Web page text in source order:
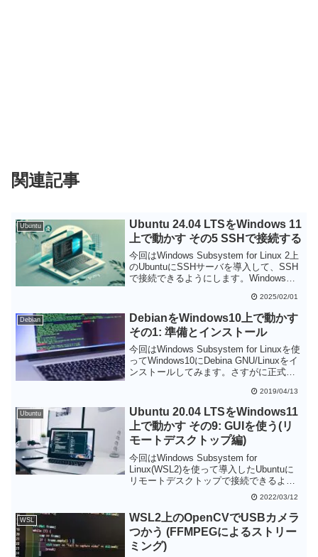
関連記事
Ubuntu
Ubuntu 24.04 LTSをWindows 11
上で動かす その5 SSHで接続する
今回はWindows Subsystem for Linux 2上
のUbuntuにSSHサーバを導入して、SSH
で接続できるようにします。Windowsか
ーディングされるのでIPアドレスを気に
せずにSSH接続できます。これで使い慣
れたターミナルソフトPuTTYを使って
WSL2を操作できるようになります。た
だ、手動でSSHサーバを起動しておく必
要があるのが面倒な点です。
2025/02/01
Debian
DebianをWindows10上で動かす
その1: 準備とインストール
今回はWindows Subsystem for Linuxを使
ってWindows10にDebina GNU/Linuxをイ
ンストールしてみます。さすがに正式版
ールは簡単です。面倒なのはWindows
Subsystem for Linuxを有効化するところ
だけでしょう。
2019/04/13
Ubuntu
Ubuntu 20.04 LTSをWindows11
上で動かす その9: GUIを使う(リ
モートデスクトップ編)
今回はWindows Subsystem for
Linux(WSL2)を使って導入したUbuntuに
リモートデスクトップで接続できるよう
にしてみます。モートデスクトップを使
うとWindows側に特別なソフトを入れる
必要がありません。WSL2でデスクトップ
画面を使いたい方は、Xサーバー(VnXsrv)
を使うよりリモートデスクトップの方が
お手軽だと思います。
2022/03/12
WSL
WSL2上のOpenCVでUSBカメラ
つかう (FFMPEGによるストリー
ミング)